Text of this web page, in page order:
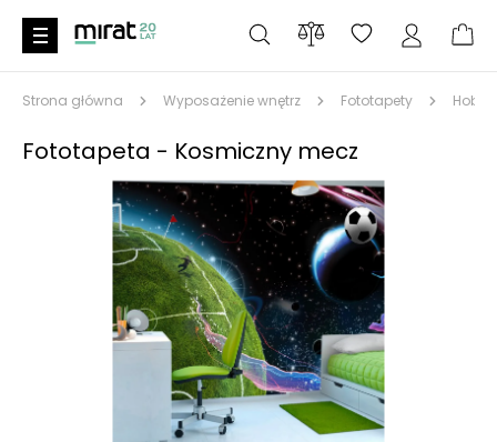
Strona główna Wyposażenie wnętrz Fototapety Hobby
Fototapeta - Kosmiczny mecz